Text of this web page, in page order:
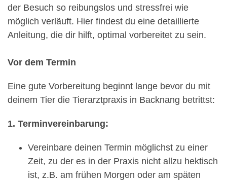
der Besuch so reibungslos und stressfrei wie
möglich verläuft. Hier findest du eine detaillierte
Anleitung, die dir hilft, optimal vorbereitet zu sein.
Vor dem Termin
Eine gute Vorbereitung beginnt lange bevor du mit
deinem Tier die Tierarztpraxis in Backnang betrittst:
1. Terminvereinbarung:
Vereinbare deinen Termin möglichst zu einer
Zeit, zu der es in der Praxis nicht allzu hektisch
ist, z.B. am frühen Morgen oder am späten